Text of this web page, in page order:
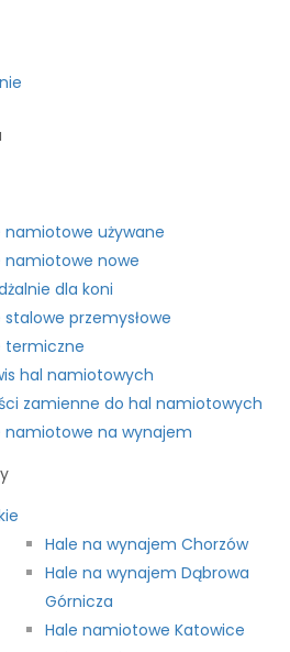
namiotowe używane
namiotowe nowe
dla koni
stalowe przemysłowe
termiczne
hal namiotowych
zamienne do hal namiotowych
namiotowe na wynajem
Hale na wynajem Chorzów
Hale na wynajem Dąbrowa
Górnicza
Hale namiotowe Katowice